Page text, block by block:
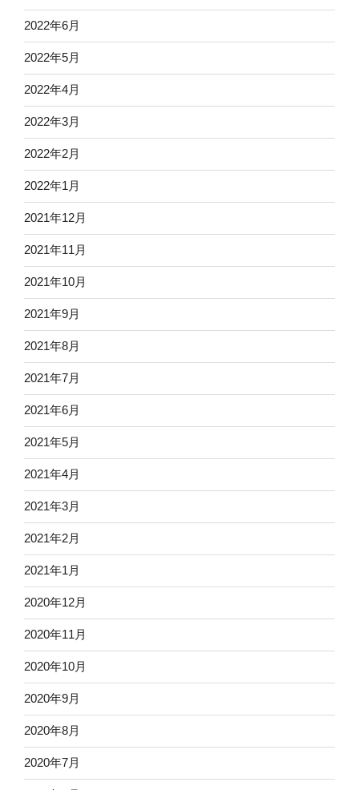
2022年6月
2022年5月
2022年4月
2022年3月
2022年2月
2022年1月
2021年12月
2021年11月
2021年10月
2021年9月
2021年8月
2021年7月
2021年6月
2021年5月
2021年4月
2021年3月
2021年2月
2021年1月
2020年12月
2020年11月
2020年10月
2020年9月
2020年8月
2020年7月